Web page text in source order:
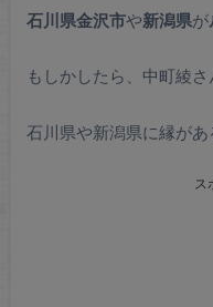
石川県金沢市や新潟県が
もしかしたら、中町綾さ
石川県や新潟県に縁があ
ス